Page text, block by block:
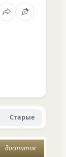
Старые
достаток